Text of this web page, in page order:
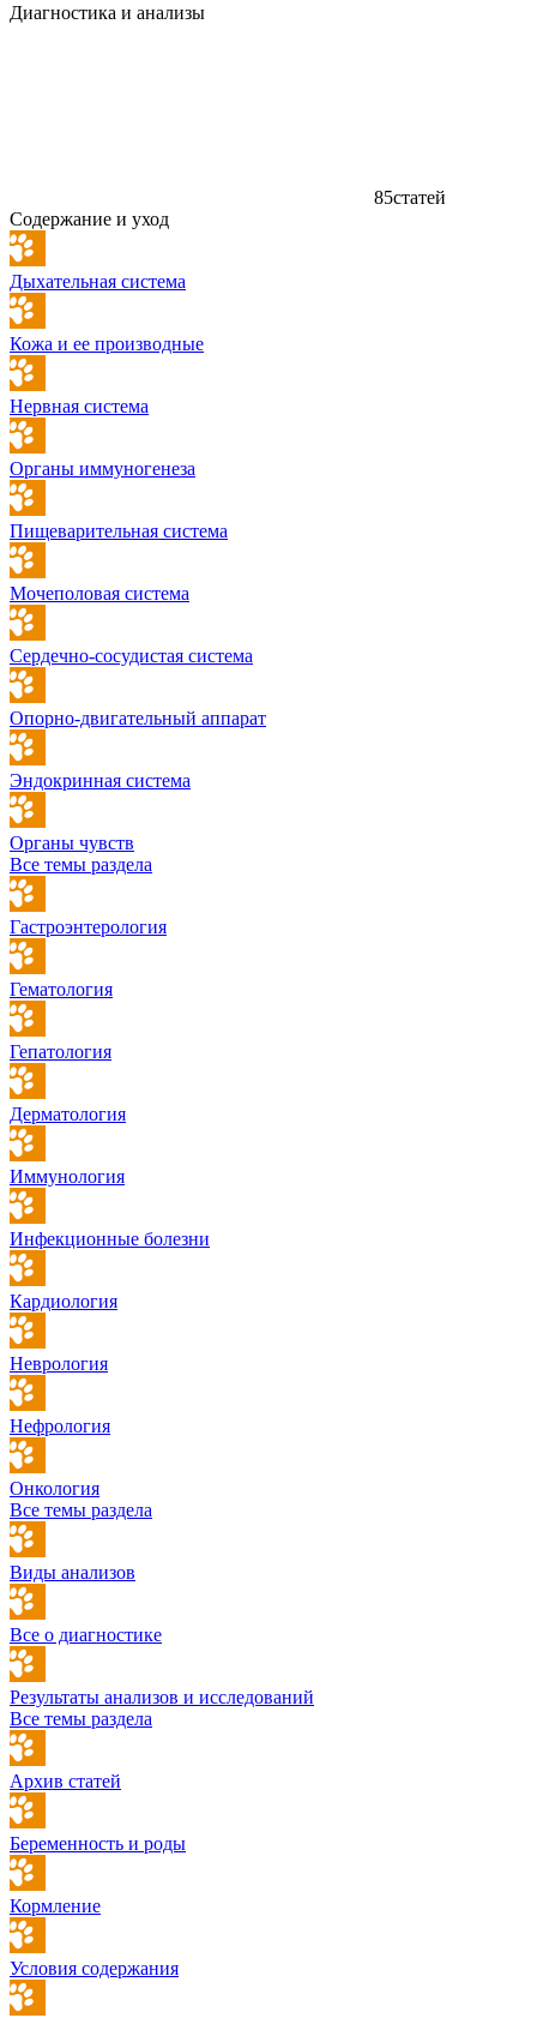
Диагностика и анализы
85статей
Содержание и уход
Дыхательная система
Кожа и ее производные
Нервная система
Органы иммуногенеза
Пищеварительная система
Мочеполовая система
Сердечно-сосудистая система
Опорно-двигательный аппарат
Эндокринная система
Органы чувств
Все темы раздела
Гастроэнтерология
Гематология
Гепатология
Дерматология
Иммунология
Инфекционные болезни
Кардиология
Неврология
Нефрология
Онкология
Все темы раздела
Виды анализов
Все о диагностике
Результаты анализов и исследований
Все темы раздела
Архив статей
Беременность и роды
Кормление
Условия содержания